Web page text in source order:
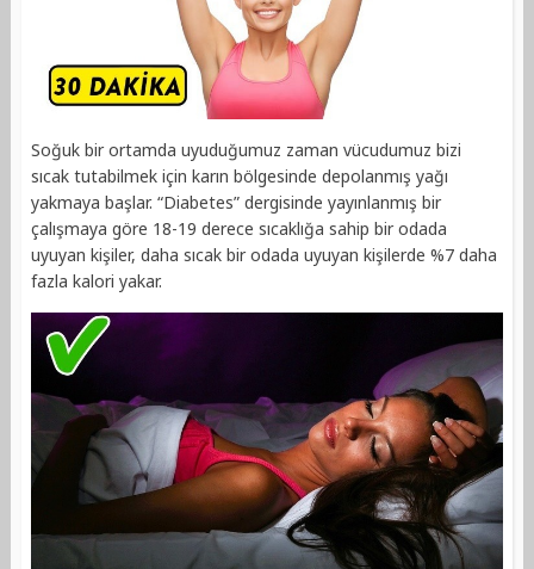
Soğuk bir ortamda uyuduğumuz zaman vücudumuz bizi
sıcak tutabilmek için karın bölgesinde depolanmış yağı
yakmaya başlar. “Diabetes” dergisinde yayınlanmış bir
çalışmaya göre 18-19 derece sıcaklığa sahip bir odada
uyuyan kişiler, daha sıcak bir odada uyuyan kişilerde %7 daha
fazla kalori yakar.